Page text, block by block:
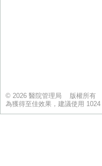
© 2026 醫院管理局 版權所有
為獲得至佳效果，建議使用